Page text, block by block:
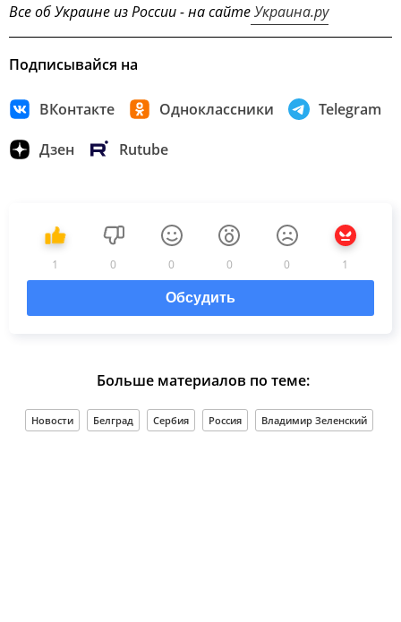
Все об Украине из России - на сайтеУкраина.ру
Подписывайся на
ВКонтакте Одноклассники Telegram
Дзен Rutube
1 0 0 0 0 1
Обсудить
Больше материалов по теме:
Новости Белград Сербия Россия Владимир Зеленский